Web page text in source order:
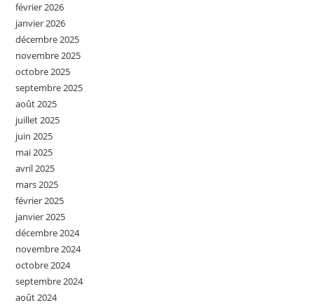
février 2026
janvier 2026
décembre 2025
novembre 2025
octobre 2025
septembre 2025
août 2025
juillet 2025
juin 2025
mai 2025
avril 2025
mars 2025
février 2025
janvier 2025
décembre 2024
novembre 2024
octobre 2024
septembre 2024
août 2024